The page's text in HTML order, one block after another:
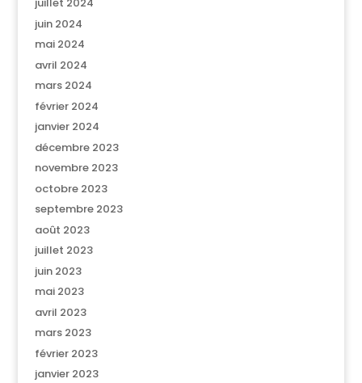
juin 2024
mai 2024
avril 2024
mars 2024
février 2024
janvier 2024
décembre 2023
novembre 2023
octobre 2023
septembre 2023
août 2023
juillet 2023
juin 2023
mai 2023
avril 2023
mars 2023
février 2023
janvier 2023